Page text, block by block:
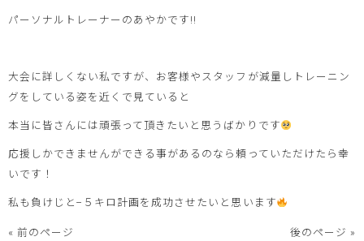
パーソナルトレーナーのあやかです!!
大会に詳しくない私ですが、お客様やスタッフが減量しトレーニン
グをしている姿を近くで見ていると
本当に皆さんには頑張って頂きたいと思うばかりです
応援しかできませんができる事があるのなら頼っていただけたら幸
いです！
私も負けじと−５キロ計画を成功させたいと思います
« 前のページ
後のページ »